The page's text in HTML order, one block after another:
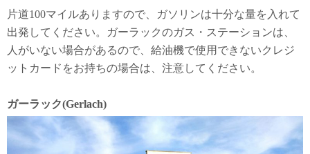
片道100マイルありますので、ガソリンは十分な量を入れて
出発してください。ガーラックのガス・ステーションは、
人がいない場合があるので、給油機で使用できないクレジ
ットカードをお持ちの場合は、注意してください。
ガーラック(Gerlach)